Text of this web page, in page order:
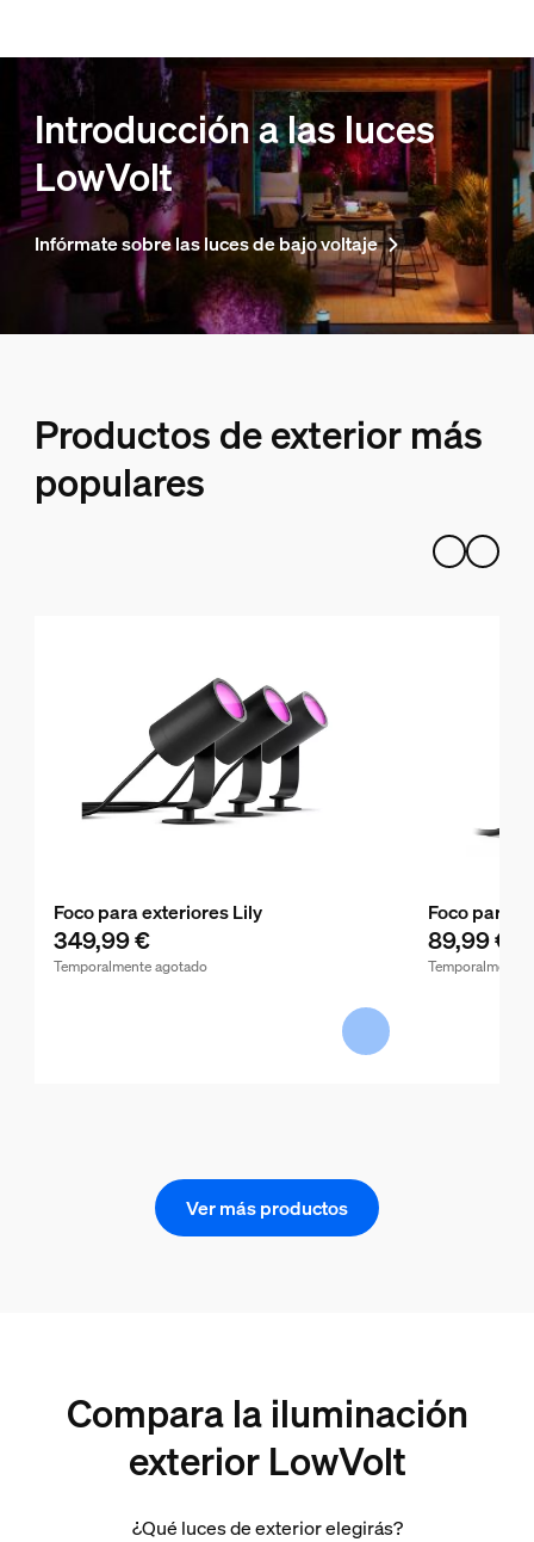
Introducción a las luces
LowVolt
Infórmate sobre las luces de bajo voltaje
Productos de exterior más
populares
Foco para exteriores Lily
349,99 €
Temporalmente agotado
Foco para
89,99 €
Temporalmente
Ver más productos
Compara la iluminación
exterior LowVolt
¿Qué luces de exterior elegirás?